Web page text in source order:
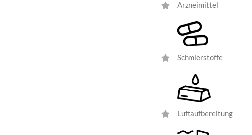
Arzneimittel
Schmierstoffe
Luftaufbereitung